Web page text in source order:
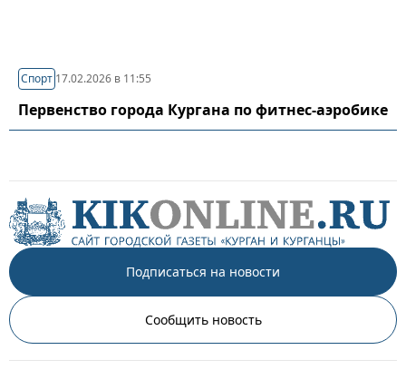
Спорт 17.02.2026 в 11:55
Первенство города Кургана по фитнес-аэробике
Подписаться на новости
Сообщить новость